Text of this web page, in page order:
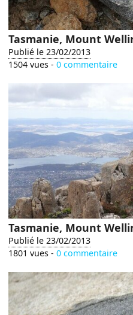
Tasmanie, Mount
Publié le 23/02/2013
1504 vues -0 commentaire
Tasmanie, Mount
Publié le 23/02/2013
1801 vues -0 commentaire